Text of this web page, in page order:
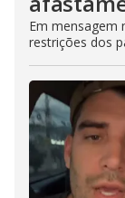
Em mensagem
restrições dos